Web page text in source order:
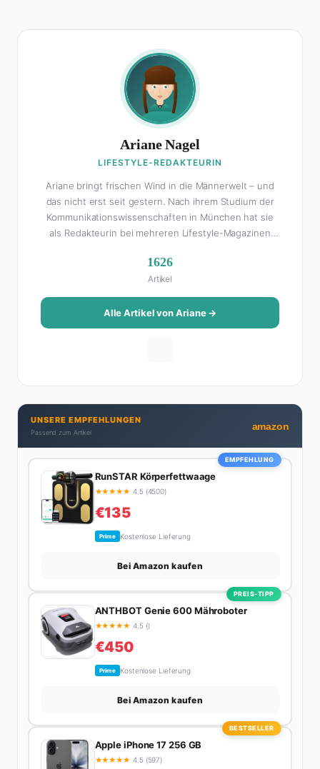
Ariane Nagel
LIFESTYLE-REDAKTEURIN
Ariane bringt frischen Wind in die Männerwelt – und
das nicht erst seit gestern. Nach ihrem Studium der
Kommunikationswissenschaften in München hat sie
als Redakteurin bei mehreren Lifestyle-Magazinen
Als Lifestyle-Redakteurin schreibt sie über alles, was
das Leben schöner macht: von Interior Design und
Reise-Tipps über Food-Trends bis hin zu
Beziehungsratgebern, die auch Männer gerne lesen.
Ihre Geheimwaffe: Sie weiß genau, was Frauen an
Brunch-Spot der Stadt. Ihre Interior-Tipps basieren
auf echter Erfahrung – ihre Wohnung wurde schon
zweimal in Design-Blogs gefeatured.
1626
Artikel
Alle Artikel von Ariane →
UNSERE EMPFEHLUNGEN
Passend zum Artikel
amazon
EMPFEHLUNG
RunSTAR Körperfettwaage
★★★★★ 4.5 (4500)
€135
Prime Kostenlose Lieferung
Bei Amazon kaufen
PREIS-TIPP
ANTHBOT Genie 600 Mähroboter
★★★★★ 4.5 ()
€450
Prime Kostenlose Lieferung
Bei Amazon kaufen
BESTSELLER
Apple iPhone 17 256 GB
★★★★★ 4.5 (597)